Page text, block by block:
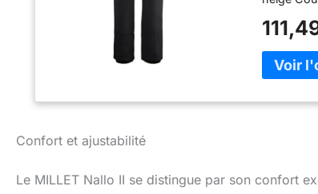
par
jambes
sous
Poids :
Confort et ajustabilité
Le MILLET Nallo II se distingue par son confort